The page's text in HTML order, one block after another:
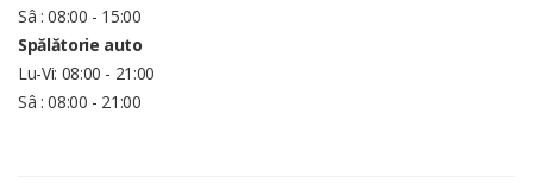
Sâ : 08:00 - 15:00
Spălătorie auto
Lu-Vi: 08:00 - 21:00
Sâ : 08:00 - 21:00